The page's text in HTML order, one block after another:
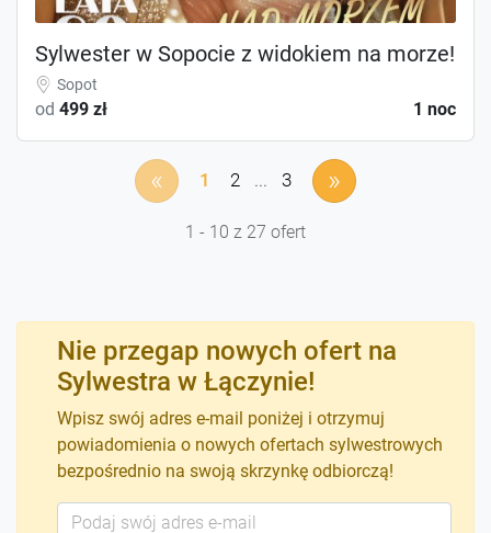
Sylwester w Sopocie z widokiem na morze!
Sopot
od 499 zł 1 noc
« 1 2 ... 3 »
1 - 10 z 27 ofert
Nie przegap nowych ofert na
Sylwestra w Łączynie!
Wpisz swój adres e-mail poniżej i otrzymuj
powiadomienia o nowych ofertach sylwestrowych
bezpośrednio na swoją skrzynkę odbiorczą!